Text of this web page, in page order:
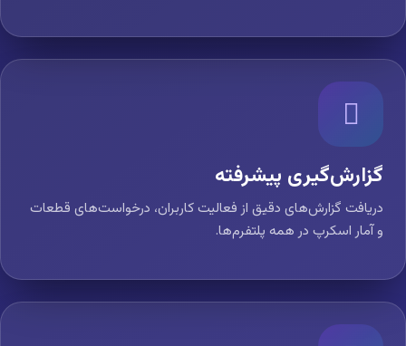
گزارش‌گیری پیشرفته
دریافت گزارش‌های دقیق از فعالیت کاربران، درخواست‌های قطعات
و آمار اسکرپ در همه پلتفرم‌ها.